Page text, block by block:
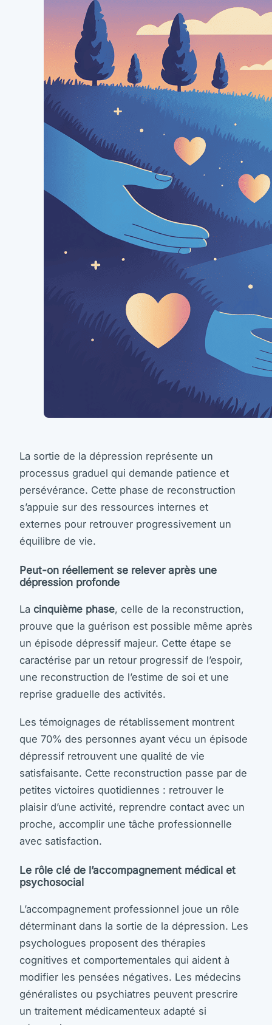
La sortie de la dépression représente un
processus graduel qui demande patience et
persévérance. Cette phase de reconstruction
s’appuie sur des ressources internes et
externes pour retrouver progressivement un
équilibre de vie.
Peut-on réellement se relever après une
dépression profonde
La cinquième phase, celle de la reconstruction,
prouve que la guérison est possible même après
un épisode dépressif majeur. Cette étape se
caractérise par un retour progressif de l’espoir,
une reconstruction de l’estime de soi et une
reprise graduelle des activités.
Les témoignages de rétablissement montrent
que 70% des personnes ayant vécu un épisode
dépressif retrouvent une qualité de vie
satisfaisante. Cette reconstruction passe par de
petites victoires quotidiennes : retrouver le
plaisir d’une activité, reprendre contact avec un
proche, accomplir une tâche professionnelle
avec satisfaction.
Le rôle clé de l’accompagnement médical et
psychosocial
L’accompagnement professionnel joue un rôle
déterminant dans la sortie de la dépression. Les
psychologues proposent des thérapies
cognitives et comportementales qui aident à
modifier les pensées négatives. Les médecins
généralistes ou psychiatres peuvent prescrire
un traitement médicamenteux adapté si